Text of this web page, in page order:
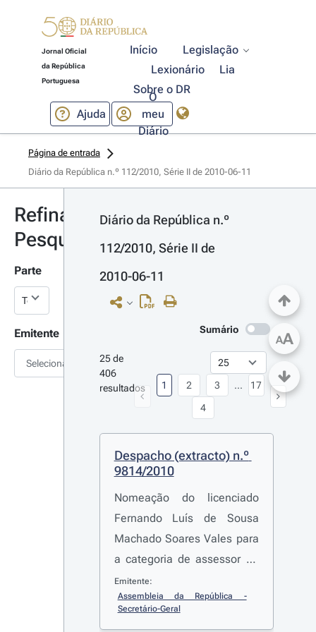
Jornal Oficial
da República
Portuguesa
Início
Legislação
Lexionário
Lia
Sobre o DR
Ajuda
O
meu
Diário
Página de entrada
Diário da República n.º 112/2010, Série II de 2010-06-11
Refinar
Pesquisa
Parte
Emitente
Selecionar
Diário da República n.º
112/2010, Série II de
2010-06-11
Sumário
25 de
406
resultados
1 2
3
4
... 17
Despacho (extracto) n.º
9814/2010
Nomeação do licenciado
Fernando Luís de Sousa
Machado Soares Vales para
a categoria de assessor do
Gabinete de Apoio do Grupo
Parlamentar do Partido
Emitente:
Assembleia da República -
Secretário-Geral
AA